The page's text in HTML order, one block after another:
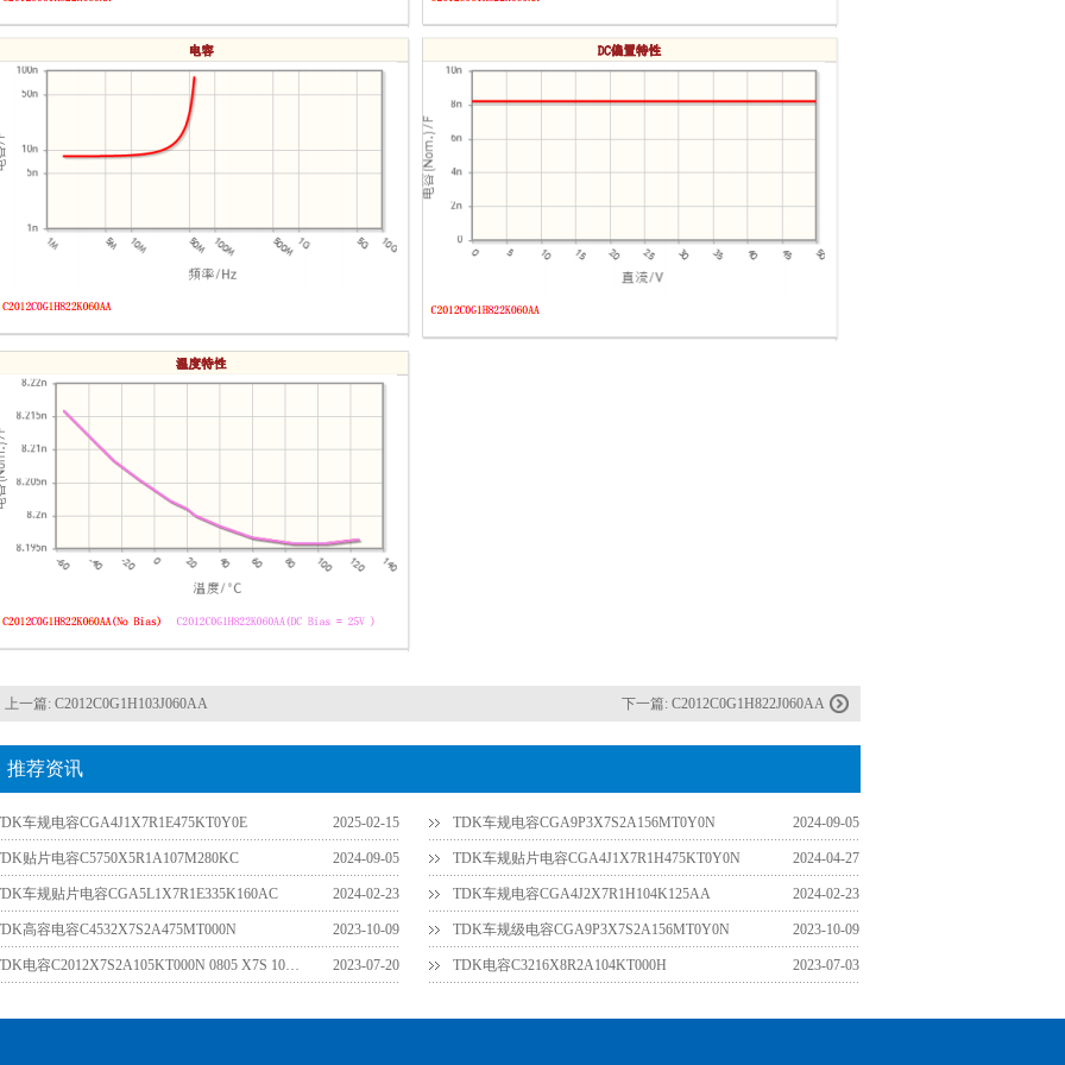
上一篇: C2012C0G1H103J060AA 下一篇: C2012C0G1H822J060AA
推荐资讯
车规电容CGA4J1X7R1E475KT0Y0E 2025-02-15 TDK车规电容CGA9P3X7S2A156MT0Y0N 2024-09-05
贴片电容C5750X5R1A107M280KC 2024-09-05 TDK车规贴片电容CGA4J1X7R1H475KT0Y0N 2024-04-27
车规贴片电容CGA5L1X7R1E335K160AC 2024-02-23 TDK车规电容CGA4J2X7R1H104K125AA 2024-02-23
高容电容C4532X7S2A475MT000N 2023-10-09 TDK车规级电容CGA9P3X7S2A156MT0Y0N 2023-10-09
TDK电容C2012X7S2A105KT000N 0805 X7S 100V 1UF 10% 2023-07-20 TDK电容C3216X8R2A104KT000H 2023-07-03